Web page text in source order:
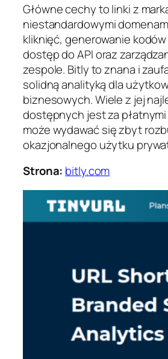
Główne cechy to linki z
niestandardowymi
kliknięć, generowanie
dostęp do API oraz
zespole. Bitly to znana i
solidną analityką dla
biznesowych. Wiele z jej
dostępnych jest za
może wydawać się zbyt
okazjonalnego użytku
Strona: bitly.com